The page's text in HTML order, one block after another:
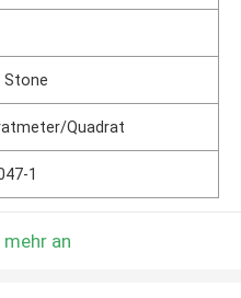
Stone
Quadrat
1
mehr an